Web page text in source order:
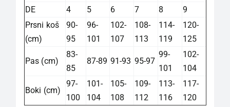
DE 4 5 6 7 8
9
Prsni koš
(cm)
90-
95
96-
101
102-
107
108-
113
114-
119
120-
125
Pas (cm)
83-
85
87-89 91-93 95-97
99-
101
102-
104
Boki (cm)
97-
100
101-
104
105-
108
109-
112
113-
116
117-
120